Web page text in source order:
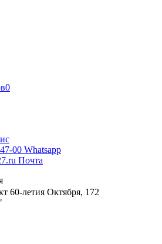
0
00 Whatsapp
Почта
60-летия Октября, 172